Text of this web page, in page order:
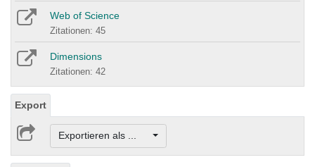
Web of Science
Zitationen: 45
Dimensions
Zitationen: 42
Export
Exportieren als ...